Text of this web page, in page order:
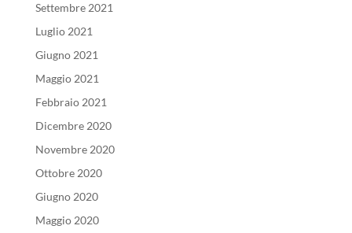
Settembre 2021
Luglio 2021
Giugno 2021
Maggio 2021
Febbraio 2021
Dicembre 2020
Novembre 2020
Ottobre 2020
Giugno 2020
Maggio 2020